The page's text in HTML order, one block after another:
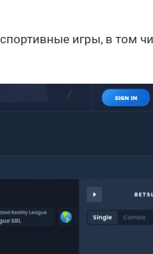
игры, в том